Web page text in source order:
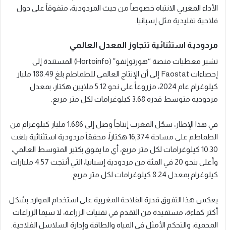
الأداء المغربي الانتباه خصوصاً من حيث المردودية، متفوقاً على دول
فلاحية تقليدية مثل إسبانيا.
مردودية استثنائية تتجاوز المعدل العالمي
تشير معطيات منصة “هورتوإنفو” (Hortoinfo) المستندة إلى
إحصاءات Faostat إلى أن الإنتاج العالمي للطماطم بلغ 188.49 مليار
كيلوغرام عام 2024، مزروعاً على نحو 5.12 ملايين هكتار، بمعدل
مردودية متوسط قدره 3.68 كيلوغرامات لكل متر مربع.
في هذا الإطار، سجّل المغرب إنتاجاً وصل إلى 1.686 مليار كيلوغرام من
الطماطم على مساحة 16,374 هكتاراً، محققاً مردودية استثنائية بلغت
10.30 كيلوغرامات لكل متر مربع، أي ما يفوق بكثير المتوسط العالمي،
وأعلى بنحو 20 في المئة من مردودية إسبانيا، التي أنتجت 4.57 مليارات
كيلوغرام بمعدل 8.24 كيلوغرامات لكل متر مربع.
يعكس هذا التفوق قدرة الفلاحة المغربية على استخدام الموارد بشكل
أكثر كفاءة، مستفيدة من التقدم في تقنيات الزراعة، لا سيما الزراعات
المحمية، والتحكم الأمثل في المياه والطاقة وإدارة السلاسل الفلاحية.